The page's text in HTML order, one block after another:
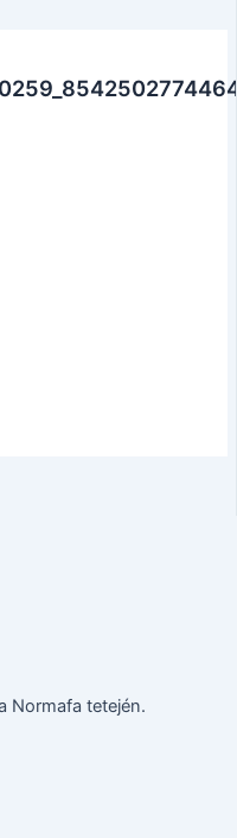
Normafa tetején.